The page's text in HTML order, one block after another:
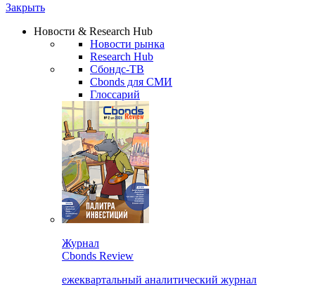
Закрыть
Новости & Research Hub
Новости рынка
Research Hub
Сбондс-ТВ
Cbonds для СМИ
Глоссарий
Журнал
Cbonds Review
ежеквартальный аналитический журнал